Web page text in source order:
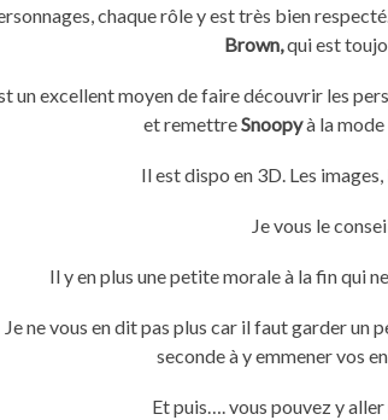
chaque rôle y est très bien
Brown,qui est
un excellent moyen de faire découvrir les
et remettreSnoopyà la
Il est dispo en 3D. Les
Je vous le
Il y en plus une petite morale à la fin qui
Je ne vous en dit pas plus car il faut garder un
seconde à y emmener vos
Et puis…. vous pouvez y